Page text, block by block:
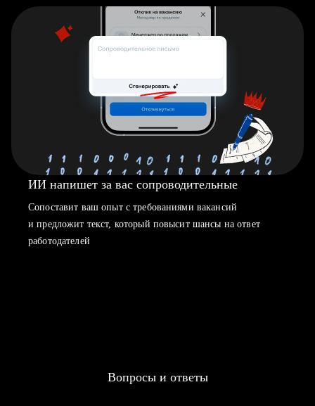
ИИ напишет за вас сопроводительные
Сопоставит ваш опыт с требованиями вакансий
и предложит текст, который повысит шансы на ответ
работодателей
Вопросы и ответы